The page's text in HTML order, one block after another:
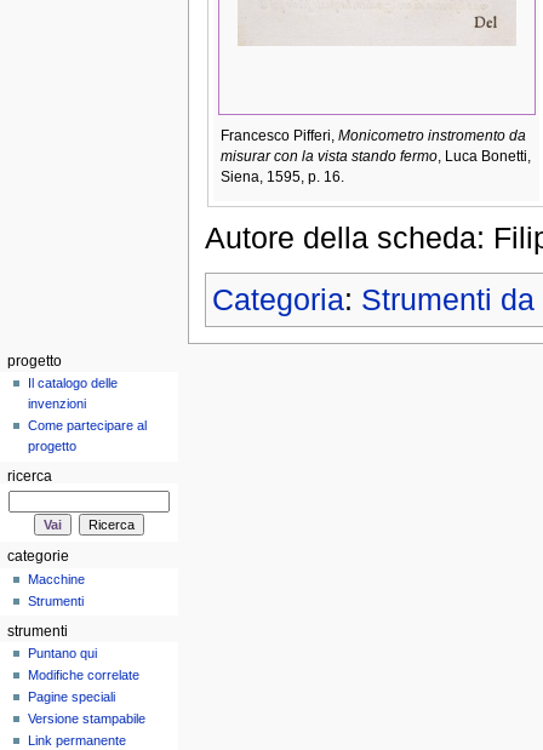
Francesco Pifferi, Monicometro instromento da
misurar con la vista stando fermo, Luca Bonetti,
Siena, 1595, p. 16.
Autore della scheda:
Categoria: Strumenti da
progetto
Il catalogo delle
invenzioni
Come partecipare al
progetto
ricerca
categorie
Macchine
Strumenti
strumenti
Puntano qui
Modifiche correlate
Pagine speciali
Versione stampabile
Link permanente